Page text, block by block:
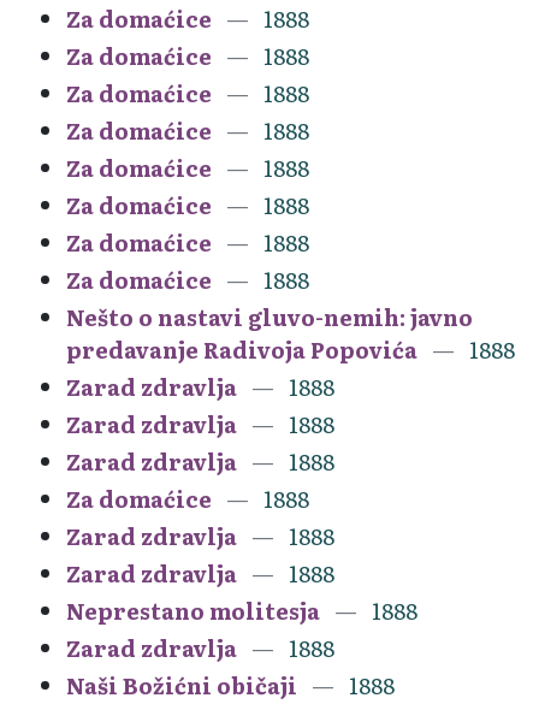
Za domaćice
1888
Za domaćice
1888
Za domaćice
1888
Za domaćice
1888
Za domaćice
1888
Za domaćice
1888
Za domaćice
1888
Za domaćice
1888
Nešto o nastavi gluvo-nemih: javno
predavanje Radivoja Popovića
1888
Zarad zdravlja
1888
Zarad zdravlja
1888
Zarad zdravlja
1888
Za domaćice
1888
Zarad zdravlja
1888
Zarad zdravlja
1888
Neprestano molitesja
1888
Zarad zdravlja
1888
Naši Božićni običaji
1888